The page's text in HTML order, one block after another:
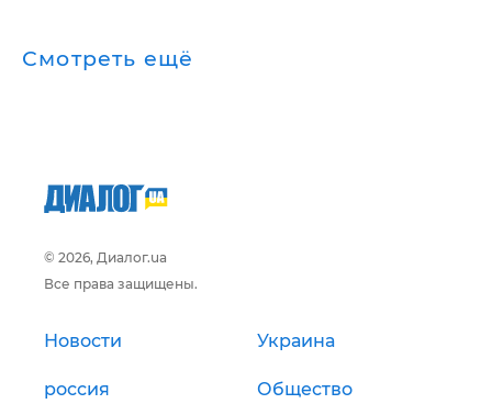
Смотреть ещё
© 2026, Диалог.ua
Все права защищены.
Новости Украина
россия Общество